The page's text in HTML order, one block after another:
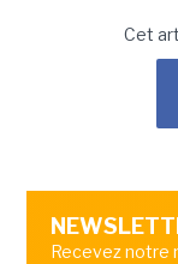
Cet
Recevez notre